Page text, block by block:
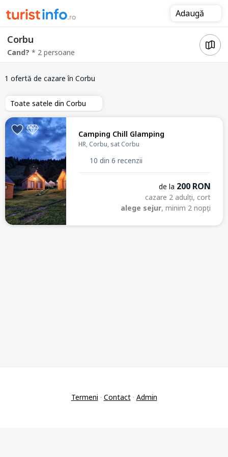
Adaugă
Corbu
Cand? * 2 persoane
1 ofertă de cazareîn Corbu
Toate satele din Corbu
Camping Chill Glamping
HR, Corbu, sat Corbu
10 din 6 recenzii
de la 200 RON
cazare 2 adulți, cort
alege sejur, minim 2 nopți
Termeni · Contact· Admin